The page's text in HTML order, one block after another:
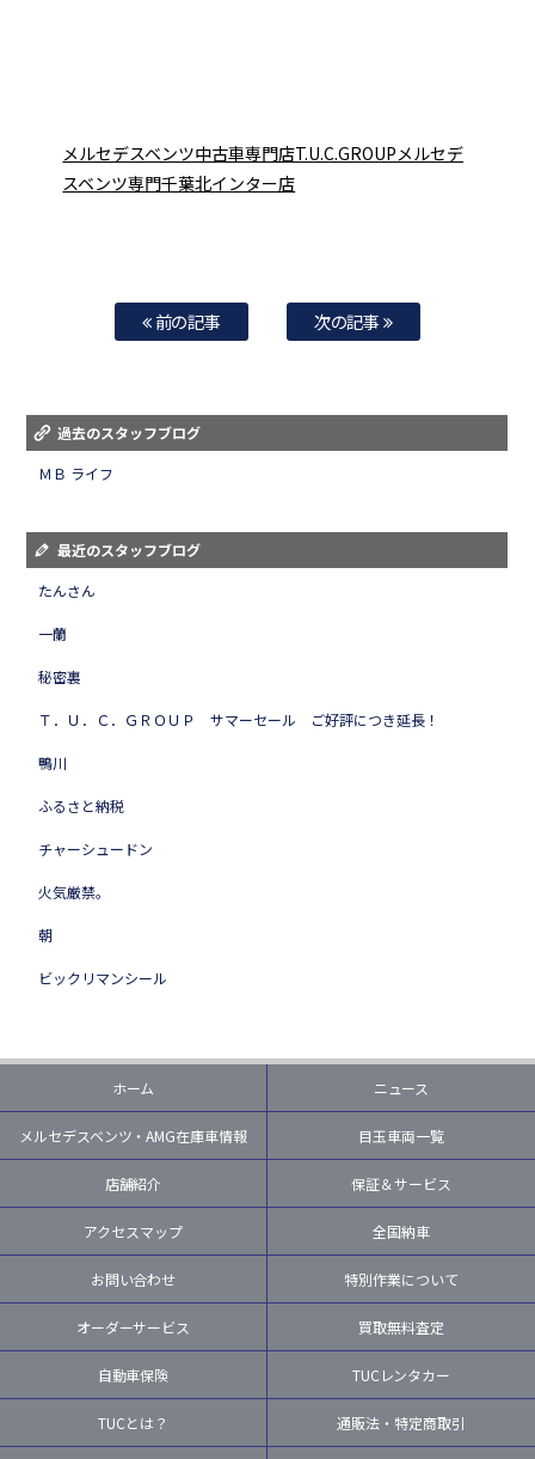
メルセデスベンツ中古車専門店T.U.C.GROUPメルセデ
スベンツ専門千葉北インター店
前の記事 次の記事
過去のスタッフブログ
ＭＢ ライフ
最近のスタッフブログ
たんさん
一蘭
秘密裏
Ｔ．Ｕ．Ｃ．ＧＲＯＵＰ サマーセール ご好評につき延長！
鴨川
ふるさと納税
チャーシュードン
火気厳禁。
朝
ビックリマンシール
ホーム ニュース
メルセデスベンツ・AMG在庫車情報 目玉車両一覧
店舗紹介 保証＆サービス
アクセスマップ 全国納車
お問い合わせ 特別作業について
オーダーサービス 買取無料査定
自動車保険 TUCレンタカー
TUCとは？ 通販法・特定商取引